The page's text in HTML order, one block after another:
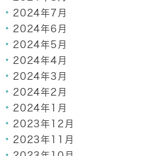
2024年7月
2024年6月
2024年5月
2024年4月
2024年3月
2024年2月
2024年1月
2023年12月
2023年11月